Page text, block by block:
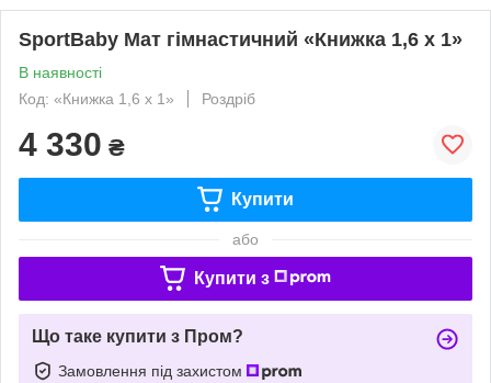
SportBaby Мат гімнастичний «Книжка 1,6 х 1»
В наявності
Код: «Книжка 1,6 х 1»
Роздріб
4 330 ₴
Купити
або
Купити з
Що таке купити з Пром?
Замовлення під захистом